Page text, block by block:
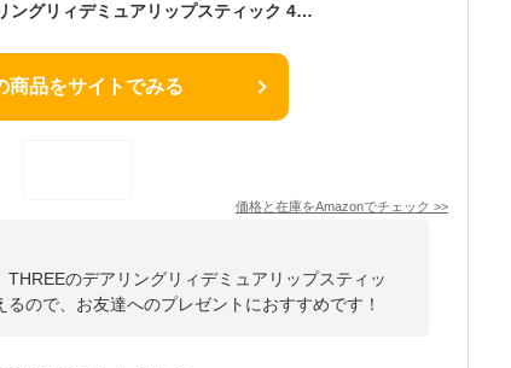
THREE(スリー) デアリングリィデミュアリップスティック 4g (06 FREEDOM REIGNS)
商品をサイトでみる
価格と在庫をAmazonでチェック >>
のデアリングリィデミュアリップスティッ
ので、お友達へのプレゼントにおすすめです！